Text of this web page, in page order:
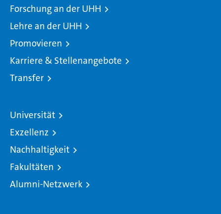
Forschung an der UHH
Lehre an der UHH
Promovieren
Karriere & Stellenangebote
Transfer
Universität
Exzellenz
Nachhaltigkeit
Fakultäten
Alumni-Netzwerk